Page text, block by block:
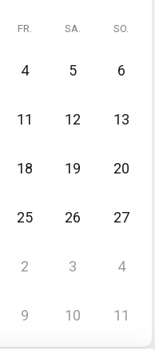
die genug vom Lernstress
FR. SA. SO.
4 5 6
11 12 13
18 19 20
25 26 27
2 3 4
9 10 11